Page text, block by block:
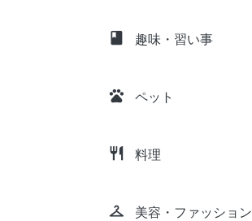
class 趣味・習い事
pets ペット
restaurant 料理
checkroom 美容・ファッション